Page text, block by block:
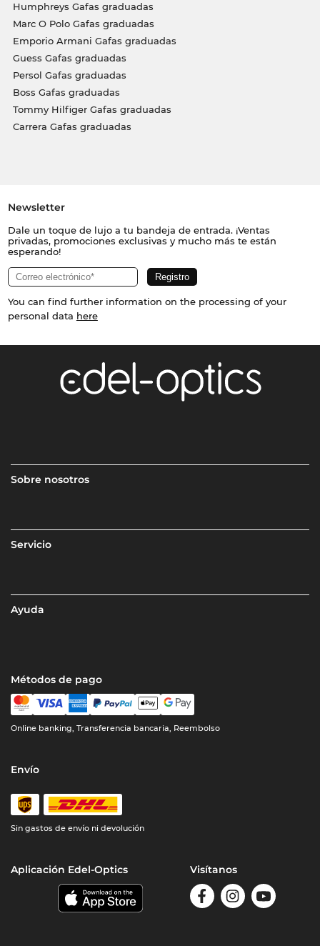
Humphreys Gafas graduadas
Marc O Polo Gafas graduadas
Emporio Armani Gafas graduadas
Guess Gafas graduadas
Persol Gafas graduadas
Boss Gafas graduadas
Tommy Hilfiger Gafas graduadas
Carrera Gafas graduadas
Newsletter
Dale un toque de lujo a tu bandeja de entrada. ¡Ventas
privadas, promociones exclusivas y mucho más te están
esperando!
You can find further information on the processing of your
personal data here
Sobre nosotros
Servicio
Ayuda
Métodos de pago
Online banking, Transferencia bancaria, Reembolso
Envío
Sin gastos de envío ni devolución
Aplicación Edel-Optics Visítanos